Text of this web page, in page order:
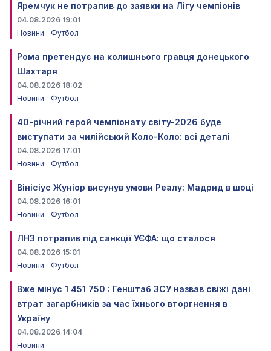
Яремчук не потрапив до заявки на Лігу чемпіонів
04.08.2026 19:01
Новини
Футбол
Рома претендує на колишнього гравця донецького
Шахтаря
04.08.2026 18:02
Новини
Футбол
40-річний герой чемпіонату світу-2026 буде
виступати за чилійський Коло-Коло: всі деталі
04.08.2026 17:01
Новини
Футбол
Вінісіус Жуніор висунув умови Реалу: Мадрид в шоці
04.08.2026 16:01
Новини
Футбол
ЛНЗ потрапив під санкції УЄФА: що сталося
04.08.2026 15:01
Новини
Футбол
Вже мінус 1 451 750 : Генштаб ЗСУ назвав свіжі дані
втрат загарбників за час їхнього вторгнення в
Україну
04.08.2026 14:04
Новини